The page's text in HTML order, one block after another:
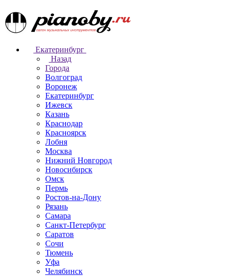
Екатеринбург
Назад
Города
Волгоград
Воронеж
Екатеринбург
Ижевск
Казань
Краснодар
Красноярск
Лобня
Москва
Нижний Новгород
Новосибирск
Омск
Пермь
Ростов-на-Дону
Рязань
Самара
Санкт-Петербург
Саратов
Сочи
Тюмень
Уфа
Челябинск